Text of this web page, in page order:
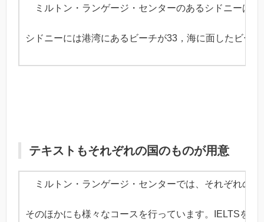
ミルトン・ランゲージ・センターのあるシドニーは
シドニーには港湾にあるビーチが33，海に面したビー
テキストもそれぞれの国のものが用意
ミルトン・ランゲージ・センターでは、それぞれの
そのほかにも様々なコースを行っています。IELTSを